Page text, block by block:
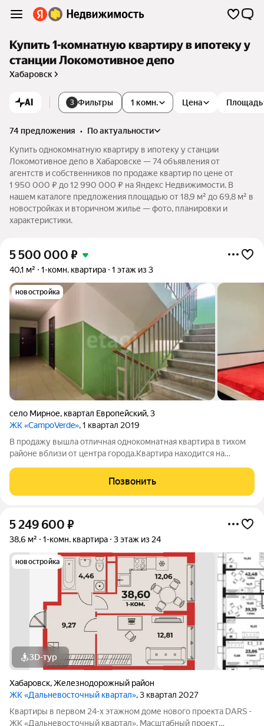
Купить 1-комнатную квартиру в ипотеку у
станции Локомотивное депо
Хабаровск
AI 3 Фильтры 1 комн. Цена Площадь
74 предложения •
по актуальности
Купить однокомнатную квартиру в ипотеку у станции
Локомотивное депо в Хабаровске — 74 объявления от
агентств и собственников по продаже квартир по цене от
1 950 000 ₽ до 12 990 000 ₽ на Яндекс Недвижимости. В
нашем каталоге предложения площадью от 18,9 м² до 69,8 м² в
новостройках и вторичном жилье — фото, планировки и
характеристики.
5 500 000 ₽
40,1 м² 1-комн. квартира 1 этаж из 3
новостройка
село Мирное, квартал Европейский,3
ЖК «CampoVerde», 1 квартал 2019
В продажу вышла отличная однокомнатная квартира в тихом
районе вблизи от центра города.Квартира находится на
отделив кухонную зону, что значительно улучшило качество
жизни, перегородка не
Позвонить
5 249 600 ₽
38,6 м² 1-комн. квартира 3 этаж из 24
новостройка
3D-тур
Хабаровск,Железнодорожный район
ЖК «Дальневосточный квартал», 3 квартал 2027
Квартиры в первом 24-х этажном доме нового проекта DARS -
ЖК «Дальневосточный квартал». Масштабный проект